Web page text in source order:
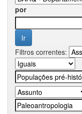
por
Filtros correntes: